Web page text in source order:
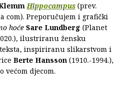
Hippocampus (prev.
com). Preporučujem i grafički
hoće Sare Lundberg (Planet
ilustriranu žensku
inspiriranu slikarstvom i
Berte Hansson (1910.-1994.),
većom djecom.